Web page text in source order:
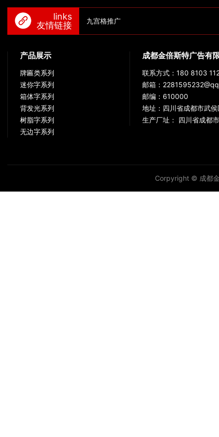
links
友情链接
九宫格推广
产品展示
牌匾类系列
迷你字系列
箱体字系列
背发光系列
树脂字系列
无边字系列
成都金倍斯特广告有
联系方式：180 8103
邮箱：
邮编：610000
地址：四川省成都市武
生产厂址： 四川省成都
Corpyright © 成都